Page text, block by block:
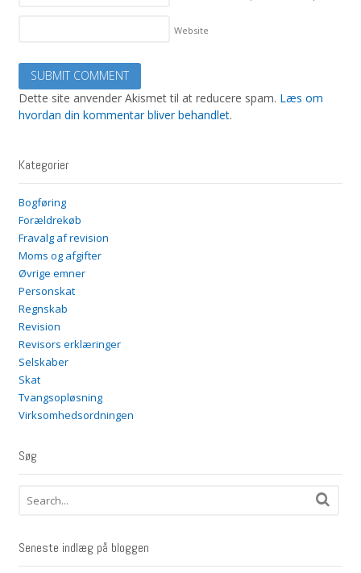
Website
Dette site anvender Akismet til at reducere spam. Læs om
hvordan din kommentar bliver behandlet.
Kategorier
Bogføring
Forældrekøb
Fravalg af revision
Moms og afgifter
Øvrige emner
Personskat
Regnskab
Revision
Revisors erklæringer
Selskaber
Skat
Tvangsopløsning
Virksomhedsordningen
Søg
Seneste indlæg på bloggen